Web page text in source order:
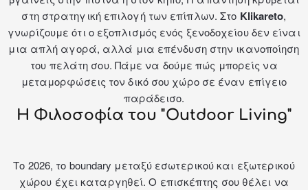
στη στρατηγική επιλογή των επίπλων. Στο Klikareto,
γνωρίζουμε ότι ο εξοπλισμός ενός ξενοδοχείου δεν είναι
μια απλή αγορά, αλλά μια επένδυση στην ικανοποίηση
του πελάτη σου. Πάμε να δούμε πώς μπορείς να
μεταμορφώσεις τον δικό σου χώρο σε έναν επίγειο
παράδεισο.
Η Φιλοσοφία του "Outdoor Living"
Το 2026, το boundary μεταξύ εσωτερικού και εξωτερικού
χώρου έχει καταργηθεί. Ο επισκέπτης σου θέλει να